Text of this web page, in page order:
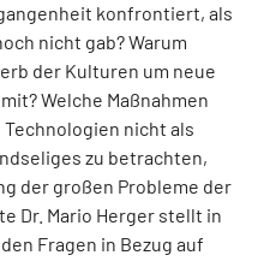
konfrontiert, als
nicht gab? Warum
der Kulturen um neue
Welche Maßnahmen
nicht als
zu betrachten,
der großen Probleme der
Dr. Mario Herger stellt in
Fragen in Bezug auf